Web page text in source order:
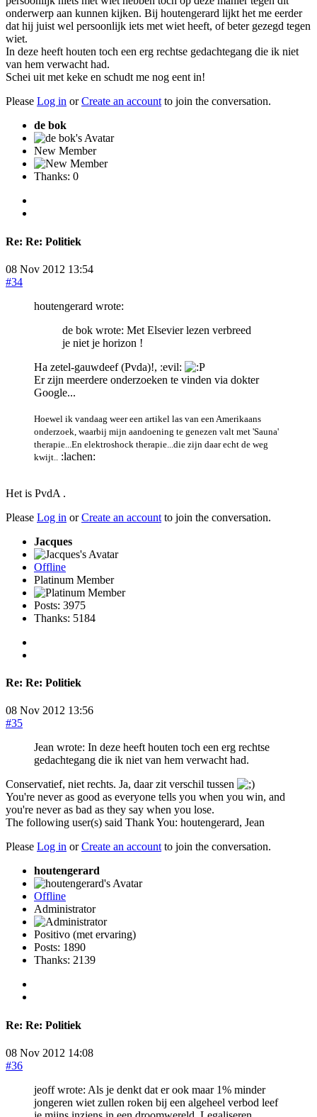
onderwerp aan kunnen kijken. Bij houtengerard lijkt het me eerder
dat hij juist wel persoonlijk iets met wiet heeft, of beter gezegd tegen
wiet.
In deze heeft houten toch een erg rechtse gedachtegang die ik niet
van hem verwacht had.
Schei uit met keke en schudt me nog eent in!
Please Log in orCreate an accountto join the conversation.
de bok
New Member
Thanks: 0
Re: Re: Politiek
08 Nov 2012 13:54
#34
houtengerard wrote:
de bok wrote: Met Elsevier lezen verbreed
je niet je horizon !
Ha zetel-gauwdeef (Pvda)!, :evil:
Er zijn meerdere onderzoeken te vinden via dokter
Google...
Hoewel ik vandaag weer een artikel las van een Amerikaans
onderzoek, waarbij mijn aandoening te genezen valt met 'Sauna'
therapie...En elektroshock therapie...die zijn daar echt de weg
kwijt.. :lachen:
Het is PvdA .
Please Log in orCreate an account to join the conversation.
Jacques
Offline
Platinum Member
Posts: 3975
Thanks: 5184
Re: Re: Politiek
08 Nov 2012 13:56
#35
Jean wrote: In deze heeft houten toch een erg rechtse
gedachtegang die ik niet van hem verwacht had.
Conservatief, niet rechts. Ja, daar zit verschil tussen
You're never as good as everyone tells you when you win, and
you're never as bad as they say when you lose.
The following user(s) said Thank You: houtengerard, Jean
Please Log in orCreate an accountto join the conversation.
houtengerard
Offline
Administrator
Positivo (met ervaring)
Posts: 1890
Thanks: 2139
Re: Re: Politiek
08 Nov 2012 14:08
#36
jeoff wrote: Als je denkt dat er ook maar 1% minder
jongeren wiet zullen roken bij een algeheel verbod leef